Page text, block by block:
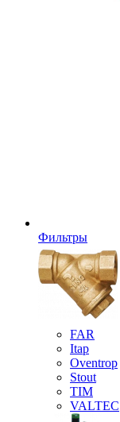
Фильтры
FAR
Itap
Oventrop
Stout
TIM
VALTEC